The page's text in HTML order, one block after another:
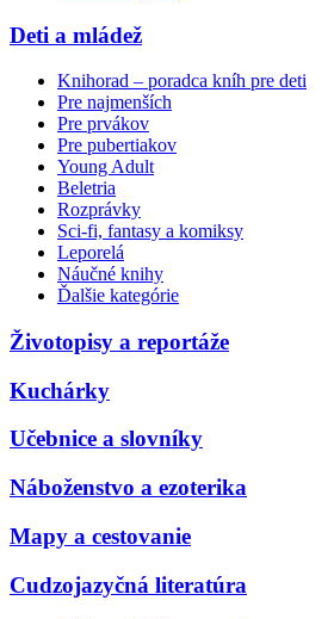
Deti a mládež
Knihorad – poradca kníh pre deti
Pre najmenších
Pre prvákov
Pre pubertiakov
Young Adult
Beletria
Rozprávky
Sci-fi, fantasy a komiksy
Leporelá
Náučné knihy
Ďalšie kategórie
Životopisy a reportáže
Kuchárky
Učebnice a slovníky
Náboženstvo a ezoterika
Mapy a cestovanie
Cudzojazyčná literatúra